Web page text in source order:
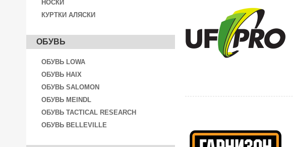
НОСКИ
КУРТКИ АЛЯСКИ
ОБУВЬ
ОБУВЬ LOWA
ОБУВЬ HAIX
ОБУВЬ SALOMON
ОБУВЬ MEINDL
ОБУВЬ TACTICAL RESEARCH
ОБУВЬ BELLEVILLE